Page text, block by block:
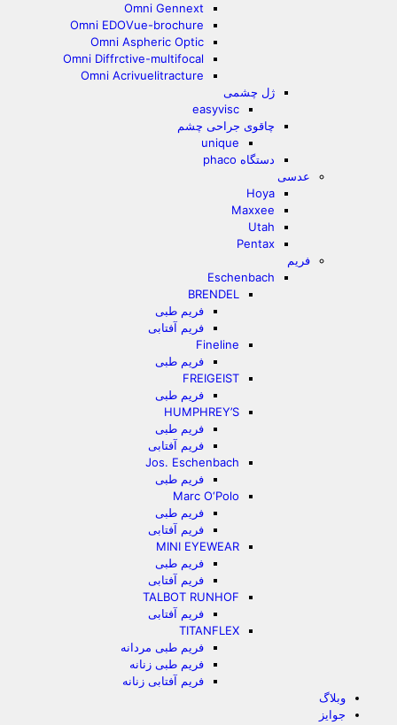
Omni Gennext
Omni EDOVue-brochure
Omni Aspheric Optic
Omni Diffrctive-multifocal
Omni Acrivuelitracture
ژل چشمی
easyvisc
چاقوی جراحی چشم
unique
دستگاه phaco
عدسی
Hoya
Maxxee
Utah
Pentax
فریم
Eschenbach
BRENDEL
فریم طبی
فریم آفتابی
Fineline
فریم طبی
FREIGEIST
فریم طبی
HUMPHREY’S
فریم طبی
فریم آفتابی
Jos. Eschenbach
فریم طبی
Marc O‘Polo
فریم طبی
فریم آفتابی
MINI EYEWEAR
فریم طبی
فریم آفتابی
TALBOT RUNHOF
فریم آفتابی
TITANFLEX
فریم طبی مردانه
فریم طبی زنانه
فریم آفتابی زنانه
وبلاگ
جوایز